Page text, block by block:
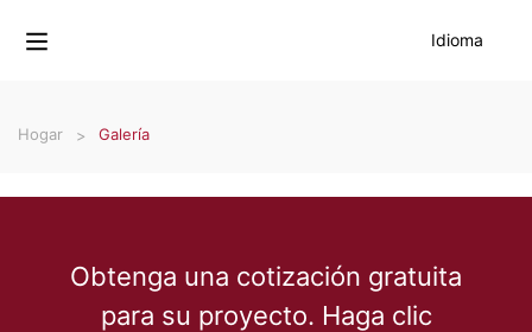
Idioma
Hogar Galería
Obtenga una cotización gratuita
para su proyecto. Haga clic